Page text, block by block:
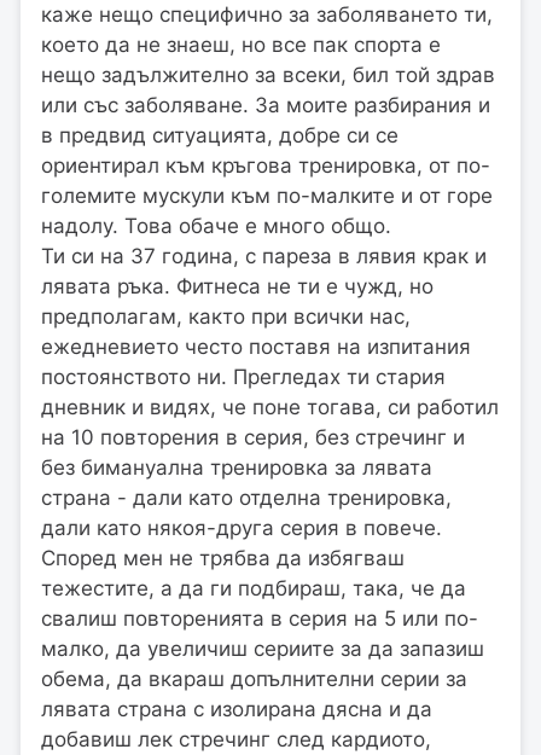
каже нещо специфично за заболяването ти,
което да не знаеш, но все пак спорта е
нещо задължително за всеки, бил той здрав
или със заболяване. За моите разбирания и
в предвид ситуацията, добре си се
ориентирал към кръгова тренировка, от по-
големите мускули към по-малките и от горе
надолу. Това обаче е много общо.
Ти си на 37 година, с пареза в лявия крак и
лявата ръка. Фитнеса не ти е чужд, но
предполагам, както при всички нас,
ежедневието често поставя на изпитания
постоянството ни. Прегледах ти стария
дневник и видях, че поне тогава, си работил
на 10 повторения в серия, без стречинг и
без бимануална тренировка за лявата
страна - дали като отделна тренировка,
дали като някоя-друга серия в повече.
Според мен не трябва да избягваш
тежестите, а да ги подбираш, така, че да
свалиш повторенията в серия на 5 или по-
малко, да увеличиш сериите за да запазиш
обема, да вкараш допълнителни серии за
лявата страна с изолирана дясна и да
добавиш лек стречинг след кардиото,